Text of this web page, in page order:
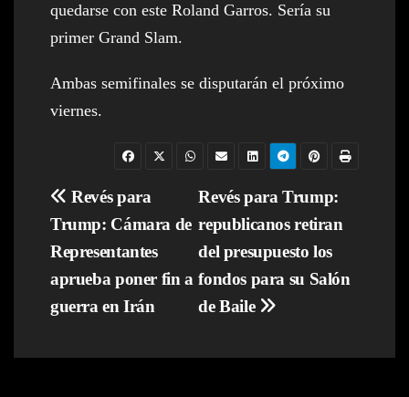
quedarse con este Roland Garros. Sería su
primer Grand Slam.
Ambas semifinales se disputarán el próximo
viernes.
Navegación
de
entradas
Revés para Trump:
republicanos retiran
del presupuesto los
fondos para su Salón
de Baile
Revés para
Trump: Cámara de
Representantes
aprueba poner fin a
guerra en Irán